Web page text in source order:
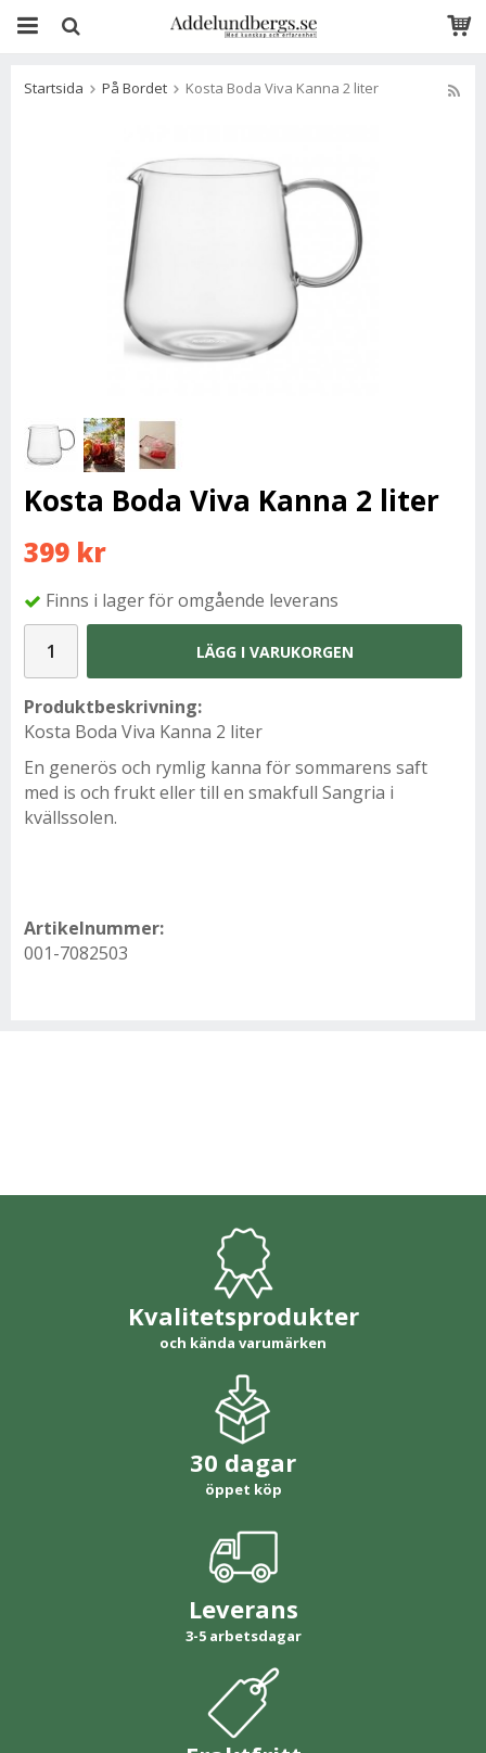
Startsida På Bordet Kosta Boda Viva Kanna 2 liter
Kosta Boda Viva Kanna 2 liter
399 kr
Finns i lager för omgående leverans
LÄGG I VARUKORGEN
Produktbeskrivning:
Kosta Boda Viva Kanna 2 liter
En generös och rymlig kanna för sommarens saft
med is och frukt eller till en smakfull Sangria i
kvällssolen.
Artikelnummer:
001-7082503
Kvalitetsprodukter
och kända varumärken
30 dagar
öppet köp
Leverans
3-5 arbetsdagar